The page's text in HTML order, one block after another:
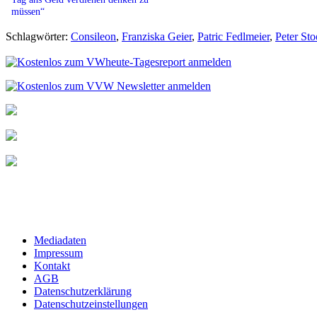
müssen“
Schlagwörter: Consileon, Franziska Geier, Patric Fedlmeier, Peter
Mediadaten
Impressum
Kontakt
AGB
Datenschutzerklärung
Datenschutzeinstellungen